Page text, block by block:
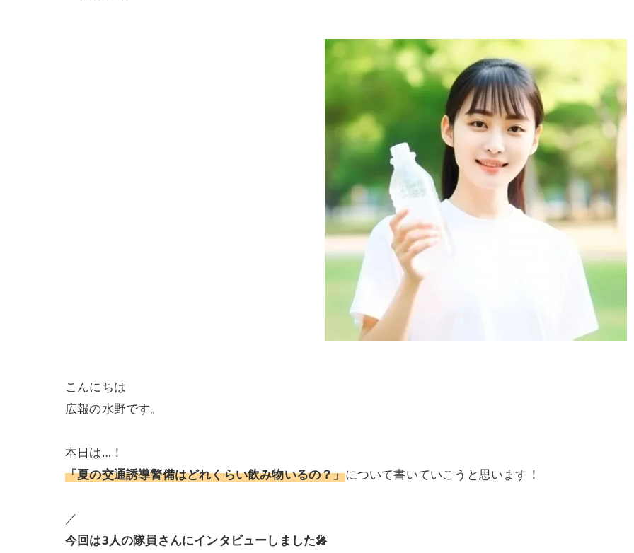
こんにちは
広報の水野です。
本日は…！
「夏の交通誘導警備はどれくらい飲み物いるの？」について書いていこうと思います！
／
今回は3人の隊員さんにインタビューしました🎤